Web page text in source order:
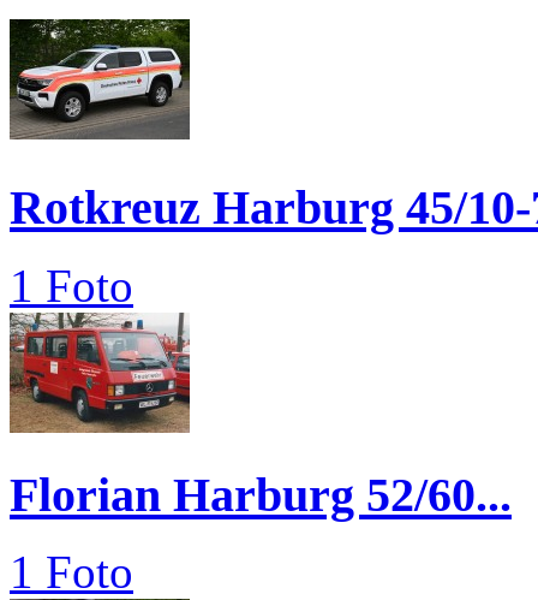
Rotkreuz Harburg 45/10-
1 Foto
Florian Harburg 52/60...
1 Foto